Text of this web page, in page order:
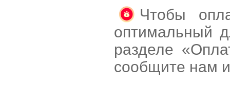
Чтобы
оптимальный
разделе
сообщите нам